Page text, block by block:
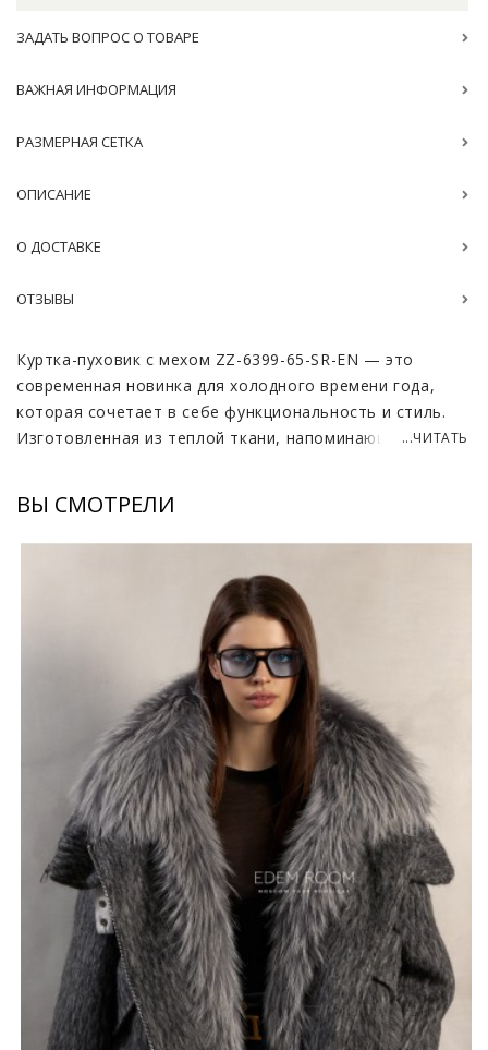
ЗАДАТЬ ВОПРОС О ТОВАРЕ
ВАЖНАЯ ИНФОРМАЦИЯ
РАЗМЕРНАЯ СЕТКА
ОПИСАНИЕ
О ДОСТАВКЕ
ОТЗЫВЫ
Куртка-пуховик с мехом ZZ-6399-65-SR-EN — это
современная новинка для холодного времени года,
которая сочетает в себе функциональность и стиль.
Изготовленная из теплой ткани, напоминающей
зимой, не испытывая дискомфорта. Универсальная
длина 60-65 см., делает её удобной для ежедневного
Съемный мех, выполненный из шикарной чернобурой
лисы, добавляет куртке особый шарм и роскошь. Вы
сможете легко преобразовать внешний вид куртки,
убрав мех в более, наоборот, добавив его для
дополнительного уюта в сильные морозы. Этот
элемент не только украшает изделие, но и усиливает
теплоизоляцию, что сделает ваши зимние выходы
особенно комфортными. Темно-серый цвет куртки
является классическим и универсальным, позволяя
сочетать её с любым стилем одежды.
*описание несет информационный характер, состав и
правила ухода могут быть изменены производителем
...ЧИТАТЬ
ВЫ СМОТРЕЛИ